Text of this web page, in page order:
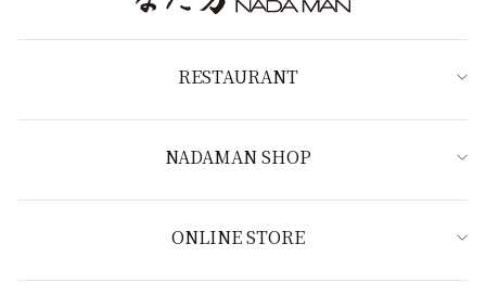
RESTAURANT
NADAMAN SHOP
ONLINE STORE